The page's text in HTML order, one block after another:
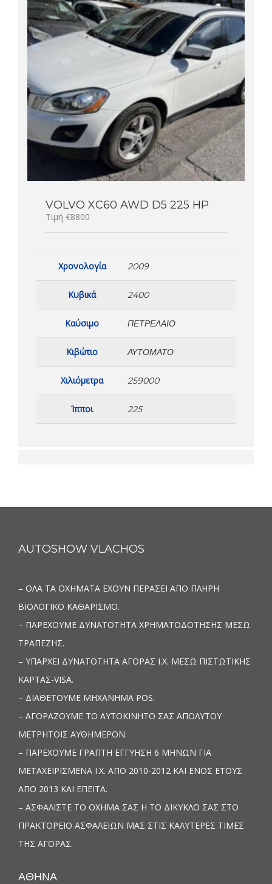
VOLVO XC60 AWD D5 225 HP
Τιμή €8800
Χρονολογία 2009
Κυβικά 2400
Καύσιμο ΠΕΤΡΈΛΑΙΟ
Κιβώτιο ΑΥΤΌΜΑΤΟ
Χιλιόμετρα 259000
Ίπποι 225
AUTOSHOW VLACHOS
– ΟΛΑ ΤΑ ΟΧΗΜΑΤΑ ΕΧΟΥΝ ΠΕΡΑΣΕΙ ΑΠΟ ΠΛΗΡΗ
ΒΙΟΛΟΓΙΚΟ ΚΑΘΑΡΙΣΜΟ.
– ΠΑΡΕΧΟΥΜΕ ΔΥΝΑΤΟΤΗΤΑ ΧΡΗΜΑΤΟΔΟΤΗΣΗΣ ΜΕΣΩ
ΤΡΑΠΕΖΗΣ.
– ΥΠΑΡΧΕΙ ΔΥΝΑΤΟΤΗΤΑ ΑΓΟΡΑΣ Ι.Χ. ΜΕΣΩ ΠΙΣΤΩΤΙΚΗΣ
ΚΑΡΤΑΣ-VISA.
– ΔΙΑΘΕΤΟΥΜΕ ΜΗΧΑΝΗΜΑ POS.
– ΑΓΟΡΑΖΟΥΜΕ ΤΟ ΑΥΤΟΚΙΝΗΤΟ ΣΑΣ ΑΠΟΛΥΤΟΥ
ΜΕΤΡΗΤΟΙΣ ΑΥΘΗΜΕΡΟΝ.
– ΠΑΡΕΧΟΥΜΕ ΓΡΑΠΤΗ ΕΓΓΥΗΣΗ 6 ΜΗΝΩΝ ΓΙΑ
ΜΕΤΑΧΕΙΡΙΣΜΕΝΑ Ι.Χ. ΑΠΟ 2010-2012 ΚΑΙ ΕΝΟΣ ΕΤΟΥΣ
ΑΠΟ 2013 ΚΑΙ ΕΠΕΙΤΑ.
– ΑΣΦΑΛΙΣΤΕ ΤΟ ΟΧΗΜΑ ΣΑΣ Η ΤΟ ΔΙΚΥΚΛΟ ΣΑΣ ΣΤΟ
ΠΡΑΚΤΟΡΕΙΟ ΑΣΦΑΛΕΙΩΝ ΜΑΣ ΣΤΙΣ ΚΑΛΥΤΕΡΕΣ ΤΙΜΕΣ
ΤΗΣ ΑΓΟΡΑΣ.
ΑΘΗΝΑ